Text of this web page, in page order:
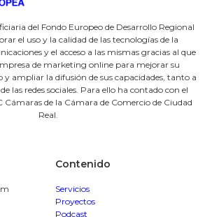
del Fondo Europeo de Desarrollo Regional
el uso y la calidad de las tecnologías de la
y el acceso a las mismas gracias al que
de marketing online para mejorar su
ampliar la difusión de sus capacidades, tanto a
las redes sociales. Para ello ha contado con el
Cámaras de la Cámara de Comercio de Ciudad
Real.
Contenido
Servicios
Proyectos
Podcast